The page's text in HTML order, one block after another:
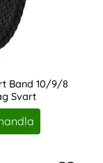
Band 10/9/8
Svart